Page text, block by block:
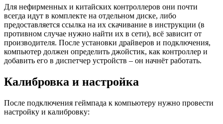
Для нефирменных и китайских контроллеров они почти
всегда идут в комплекте на отдельном диске, либо
предоставляется ссылка на их скачивание в инструкции (в
противном случае нужно найти их в сети), всё зависит от
производителя. После установки драйверов и подключения,
компьютер должен определить джойстик, как контроллер и
добавить его в диспетчер устройств – он начнёт работать.
Калибровка и настройка
После подключения геймпада к компьютеру нужно провести
настройку и калибровку: